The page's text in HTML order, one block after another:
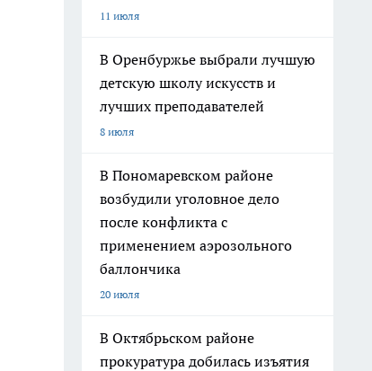
11 июля
В Оренбуржье выбрали лучшую
детскую школу искусств и
лучших преподавателей
8 июля
В Пономаревском районе
возбудили уголовное дело
после конфликта с
применением аэрозольного
баллончика
20 июля
В Октябрьском районе
прокуратура добилась изъятия